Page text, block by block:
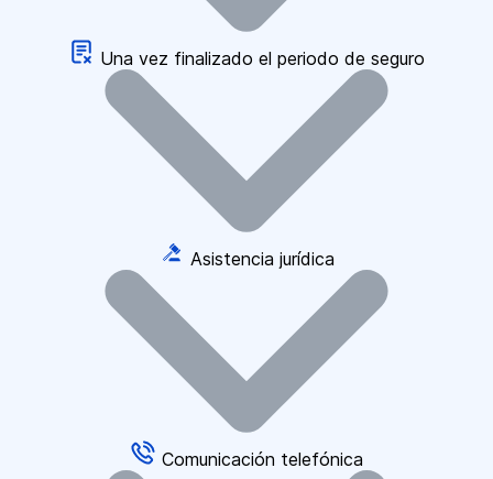
Una vez finalizado el periodo de seguro
Asistencia jurídica
Comunicación telefónica